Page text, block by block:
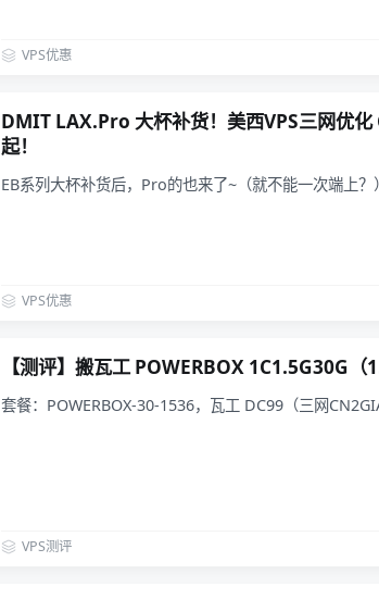
VPS优惠
DMIT LAX.Pro 大杯补货！美西VPS三网优
起！
EB系列大杯补货后，Pro的也来了~（就不能一次端上？）
VPS优惠
【测评】搬瓦工 POWERBOX 1C1.5G30G
套餐：POWERBOX-30-1536，瓦工 DC99（三网
VPS测评